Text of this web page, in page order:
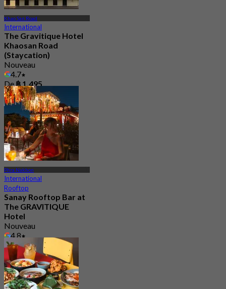
Khao San Road
International
The Gravitique Hotel
Khaosan Road
(Staycation)
Nouveau
4.7
De฿ 1,495
Phra Nakhon
International
Rooftop
Sanay Rooftop Bar at
The GRAVITIQUE
Hotel
Nouveau
4.8
De฿ 530